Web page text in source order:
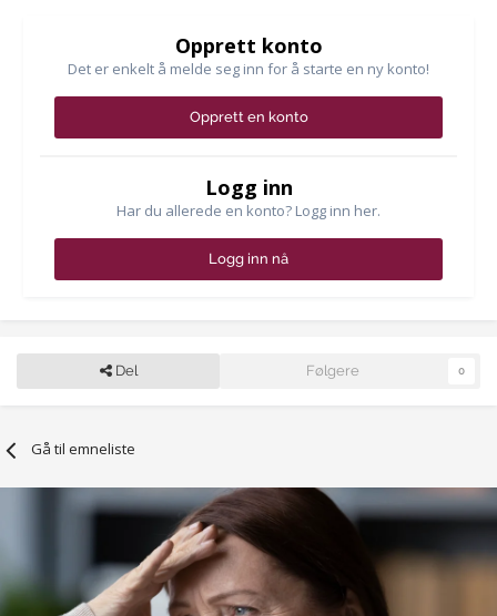
Opprett konto
Det er enkelt å melde seg inn for å starte en ny konto!
Opprett en konto
Logg inn
Har du allerede en konto? Logg inn her.
Logg inn nå
Del Følgere 0
Gå til emneliste